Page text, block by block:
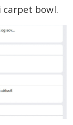
bowl.